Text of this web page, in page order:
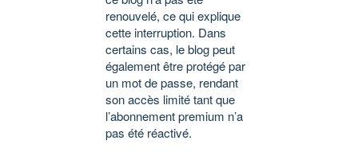
renouvelé, ce qui explique
cette interruption. Dans
certains cas, le blog peut
également être protégé par
un mot de passe, rendant
son accès limité tant que
l’abonnement premium n’a
pas été réactivé.